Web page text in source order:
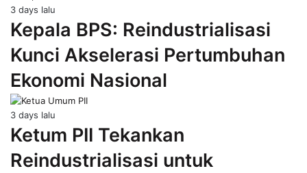
3 days lalu
Kepala BPS: Reindustrialisasi
Kunci Akselerasi Pertumbuhan
Ekonomi Nasional
3 days lalu
Ketum PII Tekankan
Reindustrialisasi untuk